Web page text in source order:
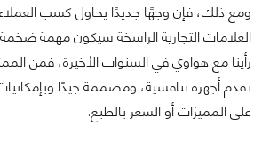
ومع ذلك، فإن وجهًا جديدًا يحاول كسب
العلامات التجارية الراسخة سيكون مهمة
رأينا مع هواوي في السنوات الأخيرة، فمن
تقدم أجهزة تنافسية، ومصممة جيدًا
على المميزات أو السعر بالطبع.